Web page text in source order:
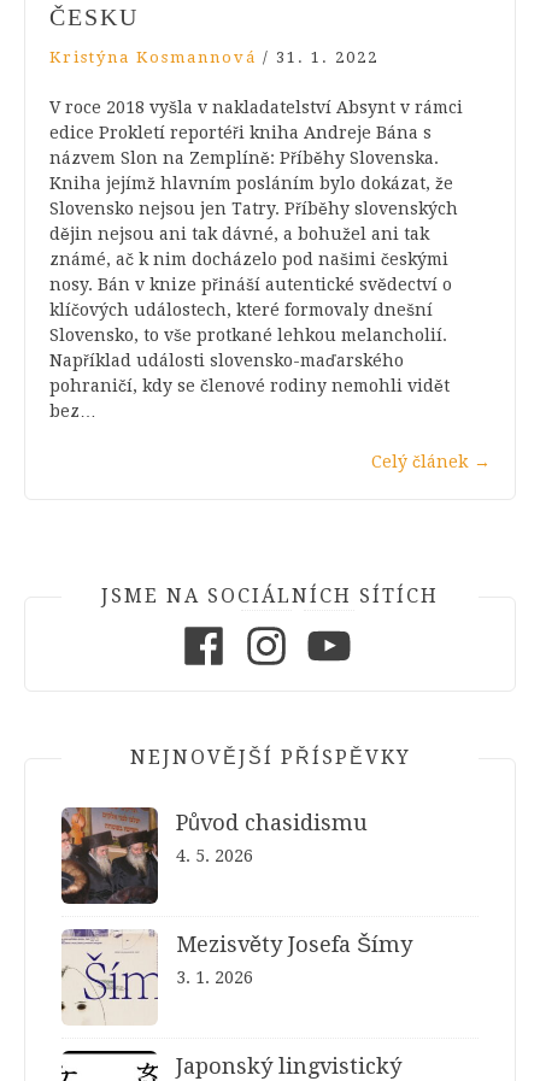
ČESKU
Kristýna Kosmannová / 31. 1. 2022
V roce 2018 vyšla v nakladatelství Absynt v rámci
edice Prokletí reportéři kniha Andreje Bána s
názvem Slon na Zemplíně: Příběhy Slovenska.
Kniha jejímž hlavním posláním bylo dokázat, že
Slovensko nejsou jen Tatry. Příběhy slovenských
dějin nejsou ani tak dávné, a bohužel ani tak
známé, ač k nim docházelo pod našimi českými
nosy. Bán v knize přináší autentické svědectví o
klíčových událostech, které formovaly dnešní
Slovensko, to vše protkané lehkou melancholií.
Například události slovensko-maďarského
pohraničí, kdy se členové rodiny nemohli vidět
bez…
Celý článek →
JSME NA SOCIÁLNÍCH SÍTÍCH
NEJNOVĚJŠÍ PŘÍSPĚVKY
Původ chasidismu
4. 5. 2026
Mezisvěty Josefa Šímy
3. 1. 2026
Japonský lingvistický